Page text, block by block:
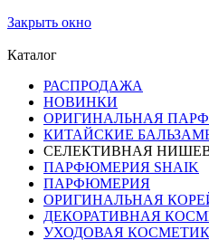
Закрыть окно
Каталог
РАСПРОДАЖА
НОВИНКИ
ОРИГИНАЛЬНАЯ
КИТАЙСКИЕ
СЕЛЕКТИВНАЯ
ПАРФЮМЕРИЯ SHAIK
ПАРФЮМЕРИЯ
ОРИГИНАЛЬНАЯ
ДЕКОРАТИВНАЯ
УХОДОВАЯ